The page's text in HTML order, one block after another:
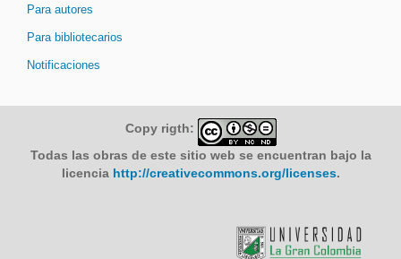
Para autores
Para bibliotecarios
Notificaciones
Copy rigth:
Todas las obras de este sitio web se encuentran bajo la
licencia http://creativecommons.org/licenses.